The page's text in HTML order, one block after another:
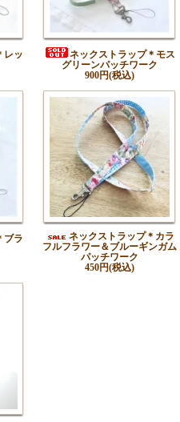
レッ
ネックストラップ＊モス
グリーンパッチワーク
900円(税込)
ブラ
ネックストラップ＊カラ
フルフラワー＆ブルーギンガム
パッチワーク
450円(税込)